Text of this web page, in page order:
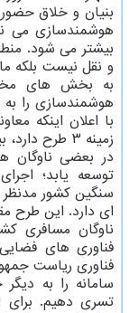
بنیان و خلاق
هوشمندسازی می
بیشتر می شود.
و نقل نیست بلکه
به بخش های
هوشمندسازی را به
با اعلان اینکه
زمینه ۳
در بعضی
توسعه یابد؛
سنگین کشور
ای دارد. این طرح
ناوگان مسافری
فناوری های
فناوری ریاست
سامانه را به